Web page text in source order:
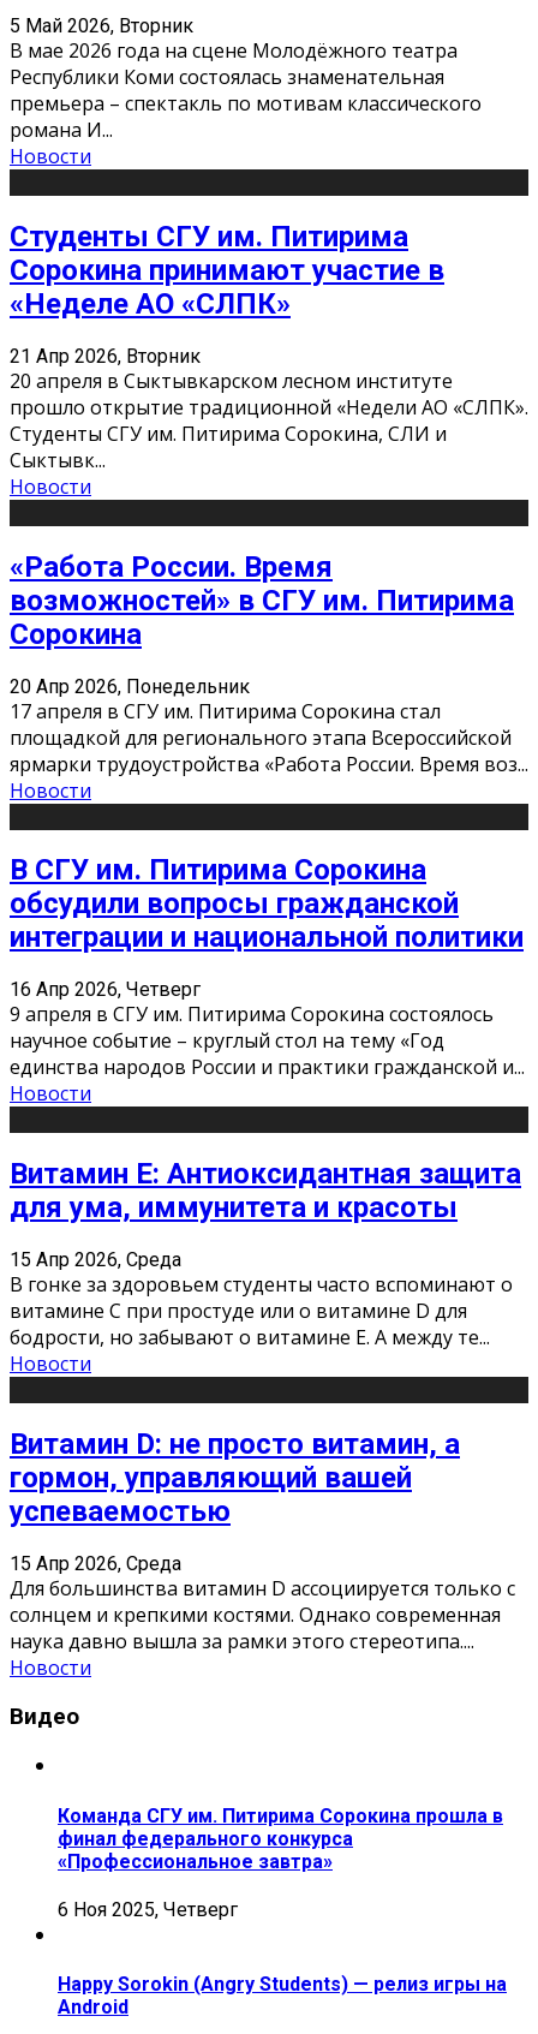
5 Май 2026, Вторник
В мае 2026 года на сцене Молодёжного театра
Республики Коми состоялась знаменательная
премьера – спектакль по мотивам классического
романа И...
Новости
Студенты СГУ им. Питирима
Сорокина принимают участие в
«Неделе АО «СЛПК»
21 Апр 2026, Вторник
20 апреля в Сыктывкарском лесном институте
прошло открытие традиционной «Недели АО «СЛПК».
Студенты СГУ им. Питирима Сорокина, СЛИ и
Сыктывк...
Новости
«Работа России. Время
возможностей» в СГУ им. Питирима
Сорокина
20 Апр 2026, Понедельник
17 апреля в СГУ им. Питирима Сорокина стал
площадкой для регионального этапа Всероссийской
ярмарки трудоустройства «Работа России. Время воз...
Новости
В СГУ им. Питирима Сорокина
обсудили вопросы гражданской
интеграции и национальной политики
16 Апр 2026, Четверг
9 апреля в СГУ им. Питирима Сорокина состоялось
научное событие – круглый стол на тему «Год
единства народов России и практики гражданской и...
Новости
Витамин Е: Антиоксидантная защита
для ума, иммунитета и красоты
15 Апр 2026, Среда
В гонке за здоровьем студенты часто вспоминают о
витамине С при простуде или о витамине D для
бодрости, но забывают о витамине Е. А между те...
Новости
Витамин D: не просто витамин, а
гормон, управляющий вашей
успеваемостью
15 Апр 2026, Среда
Для большинства витамин D ассоциируется только с
солнцем и крепкими костями. Однако современная
наука давно вышла за рамки этого стереотипа....
Новости
Видео
Команда СГУ им. Питирима Сорокина прошла в
финал федерального конкурса
«Профессиональное завтра»
6 Ноя 2025, Четверг
Happy Sorokin (Angry Students) — релиз игры на
Android